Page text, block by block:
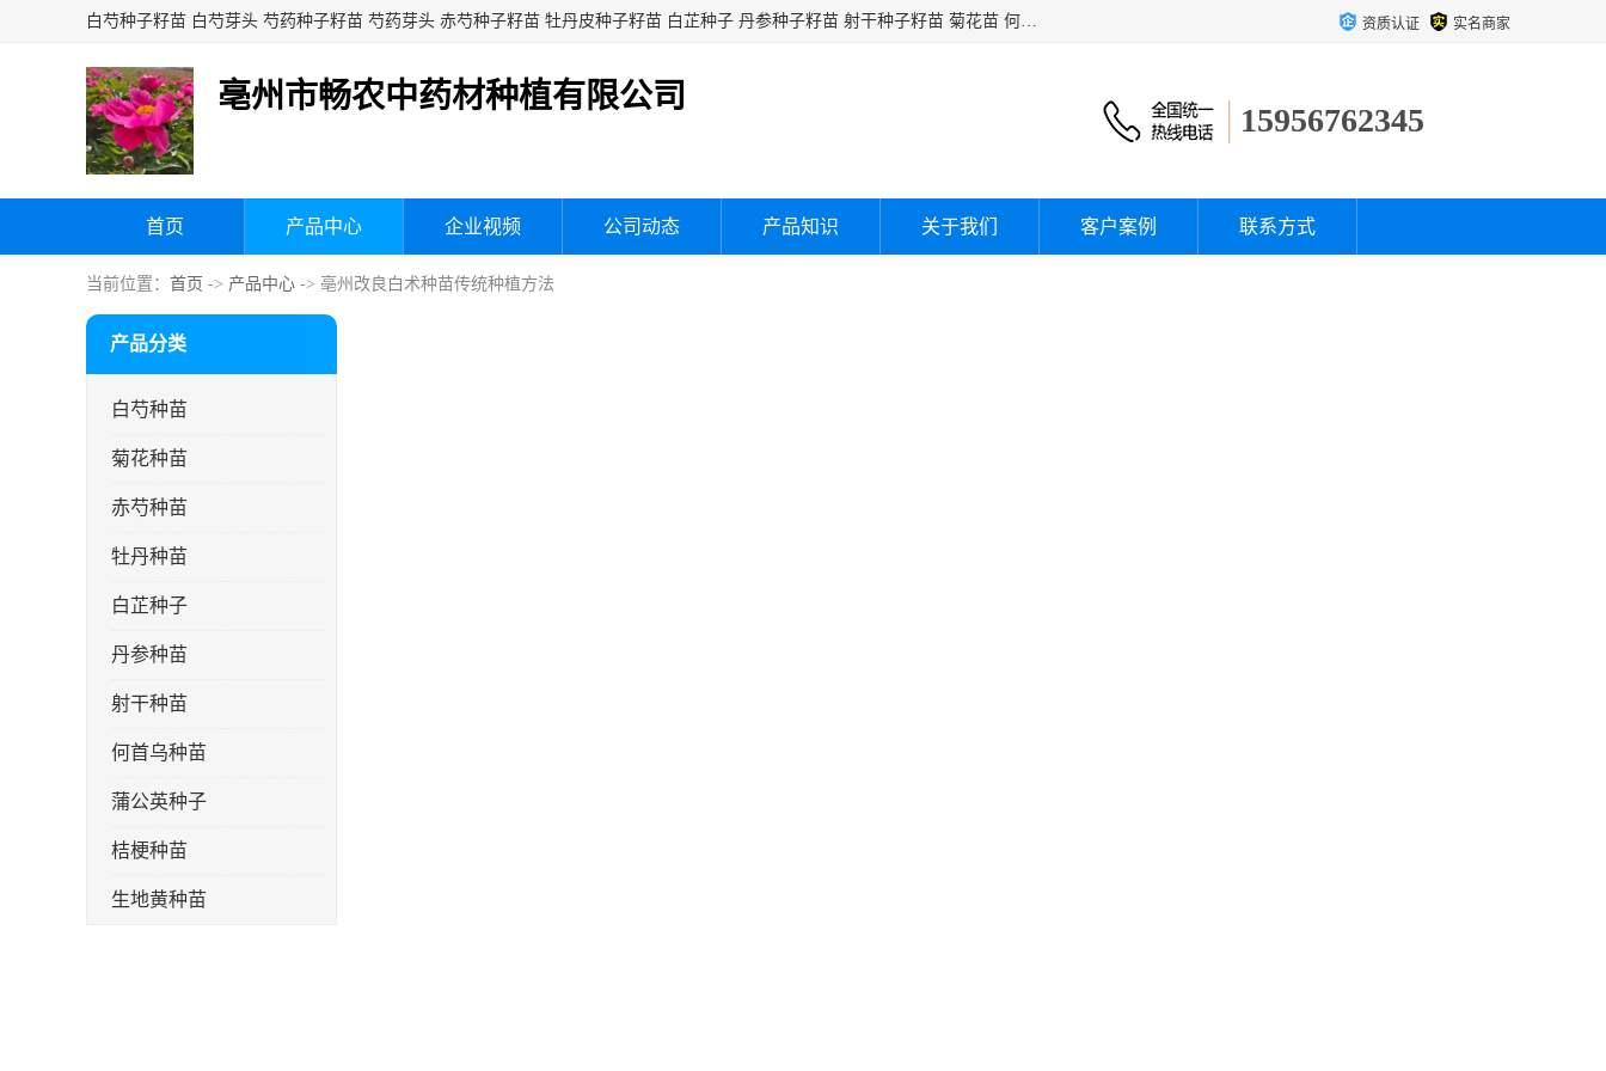
白芍种子籽苗 白芍芽头 芍药种子籽苗 芍药芽头 赤芍种子籽苗 牡丹皮种子籽苗 白芷种子 丹参种子籽苗 射干种子籽苗 菊花苗 何乌苗 蒲公英种子 桔梗种子籽苗 生地黄芽苗 玄参芽苗 元参芽苗 黑参芽苗 紫苑芽 紫菀苗 板蓝根种子 板兰根籽 大青叶种子 大青根种苗 防风种子 夏枯草种子 夏枯球籽 知母种子籽苗 白术种子 白术籽苗 薄荷种子籽苗 红花种子籽油 资质认证 实名商家
亳州市畅农中药材种植有限公司
15956762345
首页 产品中心 企业视频 公司动态 产品知识 关于我们 客户案例 联系方式
当前位置： 首页 -> 产品中心 -> 亳州改良白术种苗传统种植方法
产品分类
白芍种苗
菊花种苗
赤芍种苗
牡丹种苗
白芷种子
丹参种苗
射干种苗
何首乌种苗
蒲公英种子
桔梗种苗
生地黄种苗